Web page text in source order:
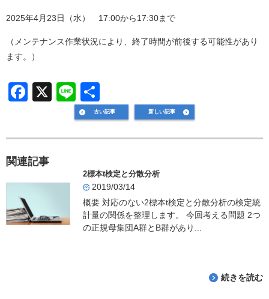
2025年4月23日（水） 17:00から17:30まで
（メンテナンス作業状況により、終了時間が前後する可能性があり
ます。）
F
b
o
o
k
X
Li
n
有
古い記事 新しい記事
関連記事
2標本t検定と分散分析
2019/03/14
概要 対応のない2標本t検定と分散分析の検定統
計量の関係を整理します。 今回考える問題 2つ
の正規母集団A群とB群があり...
続きを読む